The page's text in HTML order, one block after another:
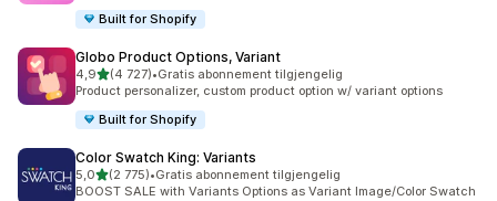
Built for Shopify
Globo Product Options, Variant
4,9av 5 stjerner
(4 727)
Totalt 4727 omtaler
•Gratis abonnement tilgjengelig
Product personalizer, custom product option w/ variant options
Built for Shopify
Color Swatch King: Variants
5,0av 5 stjerner
(2 775)
Totalt 2775 omtaler
•Gratis abonnement tilgjengelig
BOOST SALE with Variants Options as Variant Image/Color Swatch